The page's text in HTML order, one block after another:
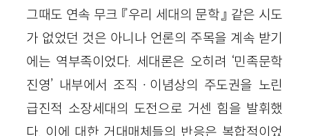
그때도 연속 무크 『우리 세대의 문학』 같은 시도
가 없었던 것은 아니나 언론의 주목을 계속 받기
에는 역부족이었다. 세대론은 오히려 ‘민족문학
진영’ 내부에서 조직ㆍ이념상의 주도권을 노린
급진적 소장세대의 도전으로 거센 힘을 발휘했
다. 이에 대한 거대매체들의 반응은 복합적이었